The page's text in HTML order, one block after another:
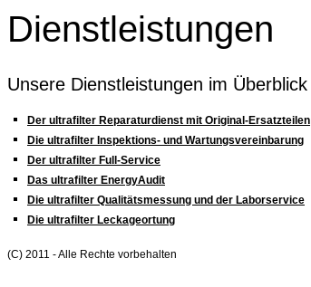
Dienstleistungen
Unsere Dienstleistungen im Überblick
Der ultrafilter Reparaturdienst mit Original-Ersatzteilen
Die ultrafilter Inspektions- und Wartungsvereinbarung
Der ultrafilter Full-Service
Das ultrafilter EnergyAudit
Die ultrafilter Qualitätsmessung und der Laborservice
Die ultrafilter Leckageortung
(C) 2011 - Alle Rechte vorbehalten